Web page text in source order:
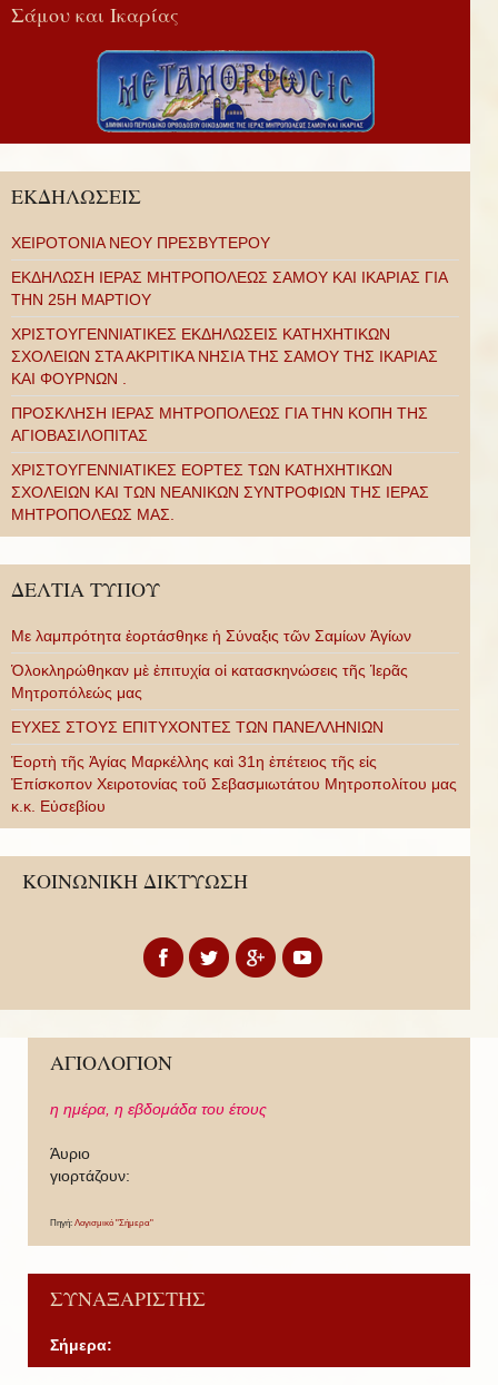
Σάμου και Ικαρίας
ΕΚΔΗΛΩΣΕΙΣ
ΧΕΙΡΟΤΟΝΙΑ ΝΕΟΥ ΠΡΕΣΒΥΤΕΡΟΥ
ΕΚΔΗΛΩΣΗ ΙΕΡΑΣ ΜΗΤΡΟΠΟΛΕΩΣ ΣΑΜΟΥ ΚΑΙ ΙΚΑΡΙΑΣ ΓΙΑ
ΤΗΝ 25Η ΜΑΡΤΙΟΥ
ΧΡΙΣΤΟΥΓΕΝΝΙΑΤΙΚΕΣ ΕΚΔΗΛΩΣΕΙΣ ΚΑΤΗΧΗΤΙΚΩΝ
ΣΧΟΛΕΙΩΝ ΣΤΑ ΑΚΡΙΤΙΚΑ ΝΗΣΙΑ ΤΗΣ ΣΑΜΟΥ ΤΗΣ ΙΚΑΡΙΑΣ
ΚΑΙ ΦΟΥΡΝΩΝ .
ΠΡΟΣΚΛΗΣΗ ΙΕΡΑΣ ΜΗΤΡΟΠΟΛΕΩΣ ΓΙΑ ΤΗΝ ΚΟΠΗ ΤΗΣ
ΑΓΙΟΒΑΣΙΛΟΠΙΤΑΣ
ΧΡΙΣΤΟΥΓΕΝΝΙΑΤΙΚΕΣ ΕΟΡΤΕΣ ΤΩΝ ΚΑΤΗΧΗΤΙΚΩΝ
ΣΧΟΛΕΙΩΝ ΚΑΙ ΤΩΝ ΝΕΑΝΙΚΩΝ ΣΥΝΤΡΟΦΙΩΝ ΤΗΣ ΙΕΡΑΣ
ΜΗΤΡΟΠΟΛΕΩΣ ΜΑΣ.
ΔΕΛΤΙΑ ΤΥΠΟΥ
Με λαμπρότητα ἑορτάσθηκε ἡ Σύναξις τῶν Σαμίων Ἁγίων
Ὁλοκληρώθηκαν μὲ ἐπιτυχία οἱ κατασκηνώσεις τῆς Ἱερᾶς
Μητροπόλεώς μας
ΕΥΧΕΣ ΣΤΟΥΣ ΕΠΙΤΥΧΟΝΤΕΣ ΤΩΝ ΠΑΝΕΛΛΗΝΙΩΝ
Ἑορτὴ τῆς Ἁγίας Μαρκέλλης καὶ 31η ἐπέτειος τῆς εἰς
Ἐπίσκοπον Χειροτονίας τοῦ Σεβασμιωτάτου Μητροπολίτου μας
κ.κ. Εὐσεβίου
ΚΟΙΝΩΝΙΚΗ ΔΙΚΤΥΩΣΗ
ΑΓΙΟΛΟΓΙΟΝ
η ημέρα, η εβδομάδα του έτους
Άυριο
γιορτάζουν:
Πηγή: Λογισμικό "Σήμερα"
ΣΥΝΑΞΑΡΙΣΤΗΣ
Σήμερα: